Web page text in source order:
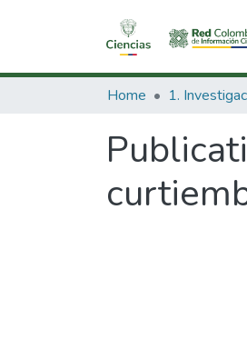
Home